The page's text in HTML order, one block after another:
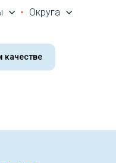
Округа
качестве